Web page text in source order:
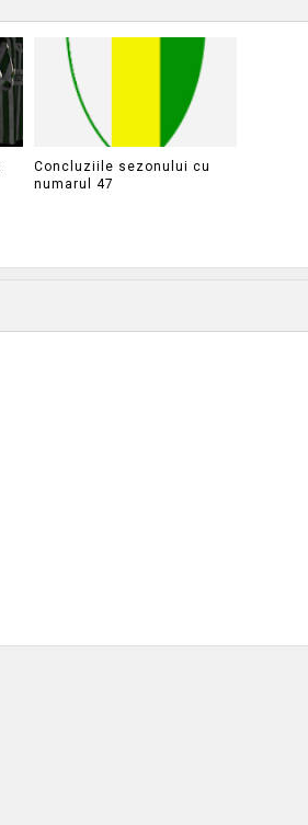
Concluziile sezonului cu
numarul 47